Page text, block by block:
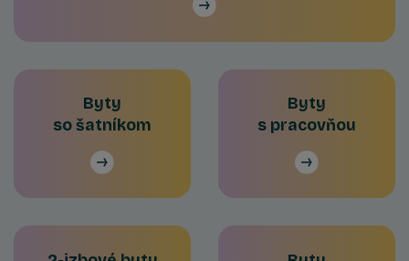
Byty
so šatníkom
Byty
s pracovňou